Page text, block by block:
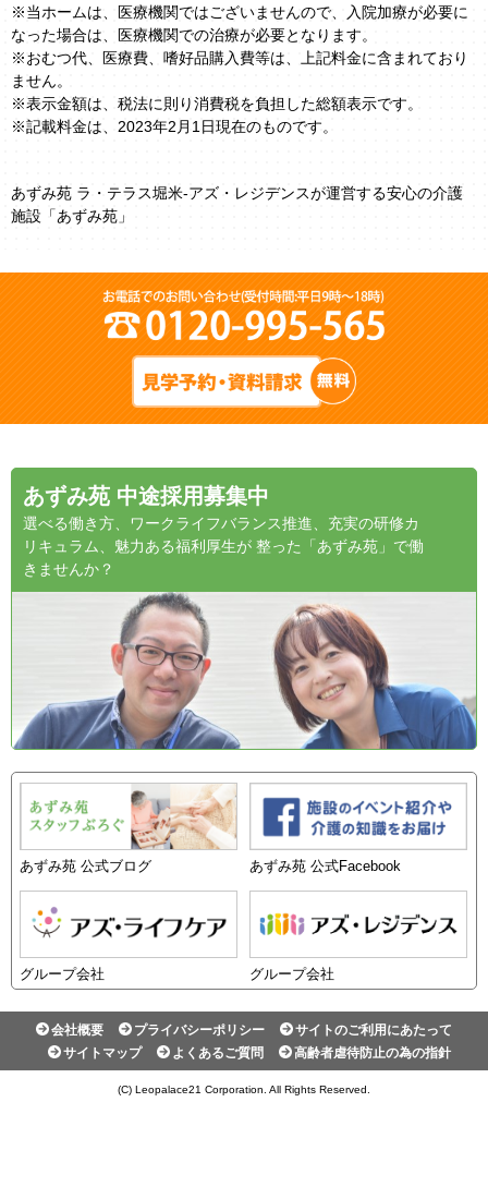
※当ホームは、医療機関ではございませんので、入院加療が必要に
なった場合は、医療機関での治療が必要となります。
※おむつ代、医療費、嗜好品購入費等は、上記料金に含まれており
ません。
※表示金額は、税法に則り消費税を負担した総額表示です。
※記載料金は、2023年2月1日現在のものです。
あずみ苑 ラ・テラス堀米-アズ・レジデンスが運営する安心の介護
施設「あずみ苑」
あずみ苑 中途採用募集中
選べる働き方、ワークライフバランス推進、充実の研修カ
リキュラム、魅力ある福利厚生が 整った「あずみ苑」で働
きませんか？
あずみ苑 公式ブログ あずみ苑 公式Facebook
グループ会社 グループ会社
会社概要 プライバシーポリシー
サイトのご利用にあたって
サイトマップ
よくあるご質問 高齢者虐待防止の為の指針
(C) Leopalace21 Corporation. All Rights Reserved.